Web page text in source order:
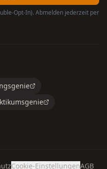
Opt-In). Abmelden jederzeit per
Cookie-EinstellungenAGB